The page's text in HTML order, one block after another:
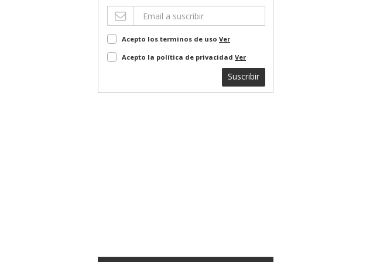
Acepto los terminos de uso Ver
Acepto la política de privacidad Ver
Suscribir